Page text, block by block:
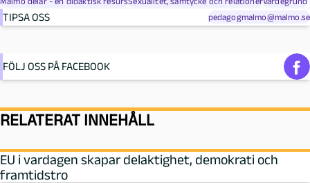
TIPSA OSS pedagogmalmo@malmo.se
FÖLJ OSS PÅ FACEBOOK
RELATERAT INNEHÅLL
EU i vardagen skapar delaktighet, demokrati och
framtidstro